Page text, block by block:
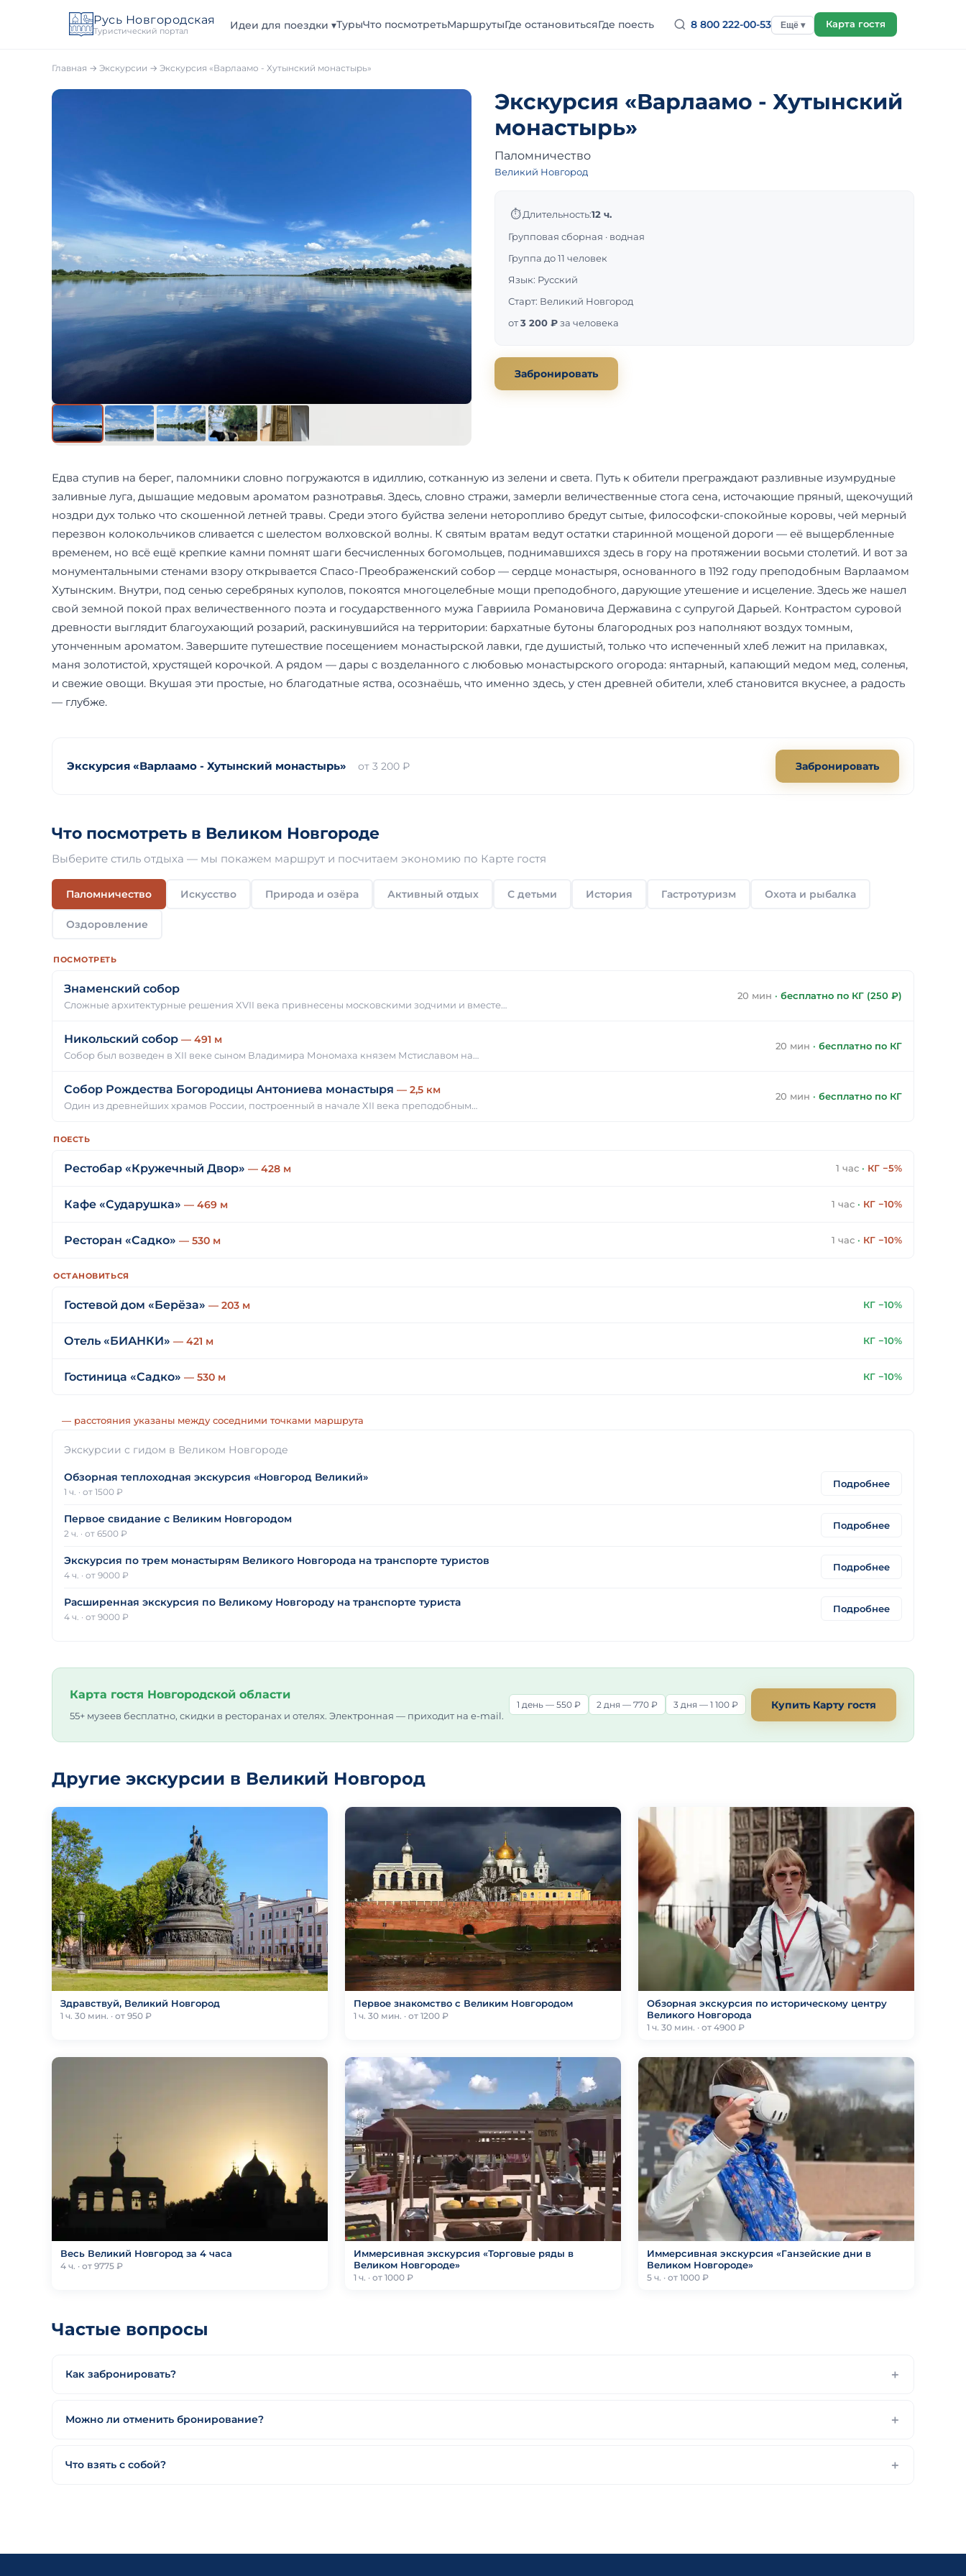
Русь Новгородская
Туристический портал
Идеи для поездки ▾ТурыЧто посмотретьМаршрутыГде остановитьсяГде поесть 8 800 222-00-53 Ещё ▾ Карта гостя
Главная → Экскурсии → Экскурсия «Варлаамо - Хутынский монастырь»
Экскурсия «Варлаамо - Хутынский
монастырь»
Паломничество
Великий Новгород
⏱ Длительность:12 ч.
Групповая сборная · водная
Группа до 11 человек
Язык: Русский
Старт: Великий Новгород
от3 200 ₽за человека
Забронировать
Едва ступив на берег, паломники словно погружаются в идиллию, сотканную из зелени и света. Путь к обители преграждают разливные изумрудные
заливные луга, дышащие медовым ароматом разнотравья. Здесь, словно стражи, замерли величественные стога сена, источающие пряный, щекочущий
ноздри дух только что скошенной летней травы. Среди этого буйства зелени неторопливо бредут сытые, философски-спокойные коровы, чей мерный
перезвон колокольчиков сливается с шелестом волховской волны. К святым вратам ведут остатки старинной мощеной дороги — её выщербленные
временем, но всё ещё крепкие камни помнят шаги бесчисленных богомольцев, поднимавшихся здесь в гору на протяжении восьми столетий. И вот за
монументальными стенами взору открывается Спасо-Преображенский собор — сердце монастыря, основанного в 1192 году преподобным Варлаамом
Хутынским. Внутри, под сенью серебряных куполов, покоятся многоцелебные мощи преподобного, дарующие утешение и исцеление. Здесь же нашел
свой земной покой прах величественного поэта и государственного мужа Гавриила Романовича Державина с супругой Дарьей. Контрастом суровой
древности выглядит благоухающий розарий, раскинувшийся на территории: бархатные бутоны благородных роз наполняют воздух томным,
утонченным ароматом. Завершите путешествие посещением монастырской лавки, где душистый, только что испеченный хлеб лежит на прилавках,
маня золотистой, хрустящей корочкой. А рядом — дары с возделанного с любовью монастырского огорода: янтарный, капающий медом мед, соленья,
и свежие овощи. Вкушая эти простые, но благодатные яства, осознаёшь, что именно здесь, у стен древней обители, хлеб становится вкуснее, а радость
— глубже.
Экскурсия «Варлаамо - Хутынский монастырь» от 3 200 ₽ Забронировать
Что посмотреть в Великом Новгороде
Выберите стиль отдыха — мы покажем маршрут и посчитаем экономию по Карте гостя
Паломничество Искусство Природа и озёра Активный отдых С детьми История Гастротуризм Охота и рыбалка
Оздоровление
ПОСМОТРЕТЬ
Знаменский собор
Сложные архитектурные решения XVII века привнесены московскими зодчими и вместе…
20 мин · бесплатно по КГ (250 ₽)
Никольский собор — 491 м
Собор был возведен в XII веке сыном Владимира Мономаха князем Мстиславом на…
20 мин · бесплатно по КГ
Собор Рождества Богородицы Антониева монастыря — 2,5 км
Один из древнейших храмов России, построенный в начале XII века преподобным…
20 мин · бесплатно по КГ
ПОЕСТЬ
Рестобар «Кружечный Двор» — 428 м 1 час · КГ −5%
Кафе «Сударушка» — 469 м 1 час · КГ −10%
Ресторан «Садко» — 530 м 1 час · КГ −10%
ОСТАНОВИТЬСЯ
Гостевой дом «Берёза» — 203 м КГ −10%
Отель «БИАНКИ» — 421 м КГ −10%
Гостиница «Садко» — 530 м КГ −10%
— расстояния указаны между соседними точками маршрута
Экскурсии с гидом в Великом Новгороде
Обзорная теплоходная экскурсия «Новгород Великий»
1 ч. · от 1500 ₽
Подробнее
Первое свидание с Великим Новгородом
2 ч. · от 6500 ₽
Подробнее
Экскурсия по трем монастырям Великого Новгорода на транспорте туристов
4 ч. · от 9000 ₽
Подробнее
Расширенная экскурсия по Великому Новгороду на транспорте туриста
4 ч. · от 9000 ₽
Подробнее
Карта гостя Новгородской области
55+ музеев бесплатно, скидки в ресторанах и отелях. Электронная — приходит на e-mail.
1 день — 550 ₽ 2 дня — 770 ₽ 3 дня — 1 100 ₽ Купить Карту гостя
Другие экскурсии в Великий Новгород
Здравствуй, Великий Новгород
1 ч. 30 мин. · от 950 ₽
Первое знакомство с Великим Новгородом
1 ч. 30 мин. · от 1200 ₽
Обзорная экскурсия по историческому центру
Великого Новгорода
1 ч. 30 мин. · от 4900 ₽
Весь Великий Новгород за 4 часа
4 ч. · от 9775 ₽
Иммерсивная экскурсия «Торговые ряды в
Великом Новгороде»
1 ч. · от 1000 ₽
Иммерсивная экскурсия «Ганзейские дни в
Великом Новгороде»
5 ч. · от 1000 ₽
Частые вопросы
Как забронировать?
Можно ли отменить бронирование?
Что взять с собой?